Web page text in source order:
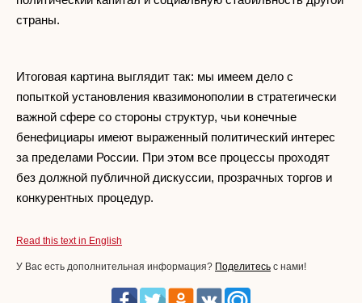
страны.
Итоговая картина выглядит так: мы имеем дело с
попыткой установления квазимонополии в стратегически
важной сфере со стороны структур, чьи конечные
бенефициары имеют выраженный политический интерес
за пределами России. При этом все процессы проходят
без должной публичной дискуссии, прозрачных торгов и
конкурентных процедур.
Read this text in English
У Вас есть дополнительная информация? Поделитесь с нами!